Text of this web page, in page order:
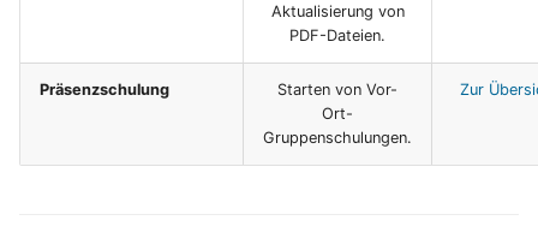
Aktualisierung von
PDF-Dateien.
Präsenzschulung
Starten von Vor-
Ort-
Gruppenschulungen.
Zur